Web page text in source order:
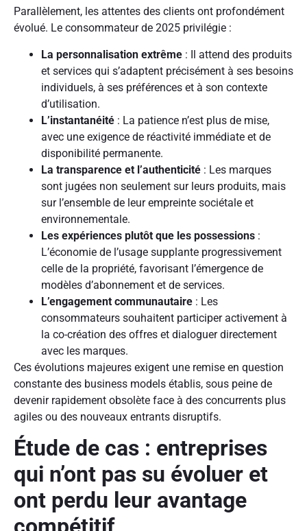
Parallèlement, les attentes des clients ont profondément
évolué. Le consommateur de 2025 privilégie :
La personnalisation extrême : Il attend des produits
et services qui s’adaptent précisément à ses besoins
individuels, à ses préférences et à son contexte
d’utilisation.
L’instantanéité : La patience n’est plus de mise,
avec une exigence de réactivité immédiate et de
disponibilité permanente.
La transparence et l’authenticité : Les marques
sont jugées non seulement sur leurs produits, mais
sur l’ensemble de leur empreinte sociétale et
environnementale.
Les expériences plutôt que les possessions :
L’économie de l’usage supplante progressivement
celle de la propriété, favorisant l’émergence de
modèles d’abonnement et de services.
L’engagement communautaire : Les
consommateurs souhaitent participer activement à
la co-création des offres et dialoguer directement
avec les marques.
Ces évolutions majeures exigent une remise en question
constante des business models établis, sous peine de
devenir rapidement obsolète face à des concurrents plus
agiles ou des nouveaux entrants disruptifs.
Étude de cas : entreprises
qui n’ont pas su évoluer et
ont perdu leur avantage